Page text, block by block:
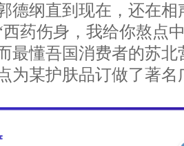
德纲直到现在，还在
药伤身，我给你熬点
最懂吾国消费者的苏北
为某护肤品订做了著名